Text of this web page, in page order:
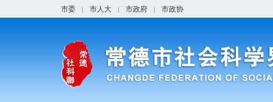
市委 | 市人大 | 市政府 | 市政协